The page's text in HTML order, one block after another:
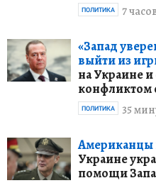
7
ПОЛИТИКА
«Запад
выйти из
на Украине и
конфликтом
35
ПОЛИТИКА
Американцы
Украине
помощи